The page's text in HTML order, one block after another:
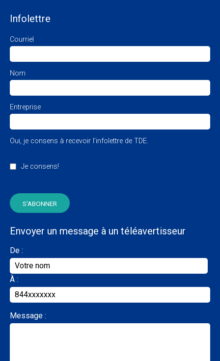
Infolettre
Courriel
Nom
Entreprise
Oui, je consens à recevoir l’infolettre de TDE.
Je consens!
Envoyer un message à un téléavertisseur
De :
À :
Message :